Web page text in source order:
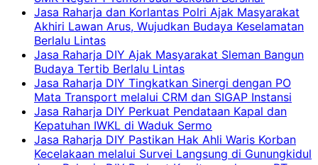
Jasa Raharja dan Korlantas Polri Ajak Masyarakat
Akhiri Lawan Arus, Wujudkan Budaya Keselamatan
Berlalu Lintas
Jasa Raharja DIY Ajak Masyarakat Sleman Bangun
Budaya Tertib Berlalu Lintas
Jasa Raharja DIY Tingkatkan Sinergi dengan PO
Mata Transport melalui CRM dan SIGAP Instansi
Jasa Raharja DIY Perkuat Pendataan Kapal dan
Kepatuhan IWKL di Waduk Sermo
Jasa Raharja DIY Pastikan Hak Ahli Waris Korban
Kecelakaan melalui Survei Langsung di Gunungkidul